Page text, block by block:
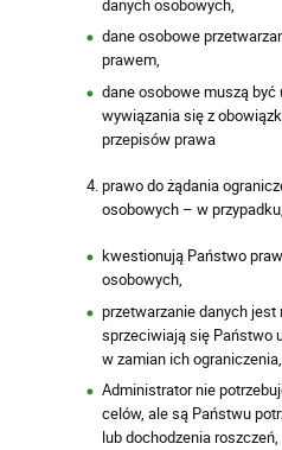
danych osobowych,
dane osobowe
prawem,
dane osobowe muszą
wywiązania się z
przepisów prawa
prawo do żądania
osobowych – w
kwestionują Państwo
osobowych,
przetwarzanie danych jest
sprzeciwiają się Państwo
w zamian ich ograniczenia,
Administrator nie
celów, ale są Państwu
lub dochodzenia roszczeń,